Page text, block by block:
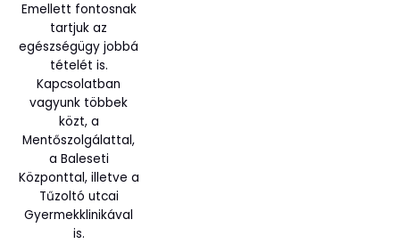
Emellett fontosnak
tartjuk az
egészségügy jobbá
tételét is.
Kapcsolatban
vagyunk többek
közt, a
Mentőszolgálattal,
a Baleseti
Központtal, illetve a
Tűzoltó utcai
Gyermekklinikával
is.